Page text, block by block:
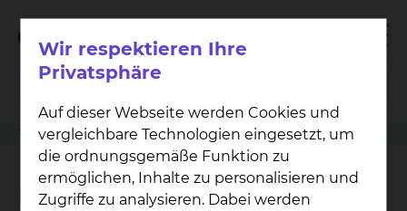
Therapeutische Verfahren Physiotherapie Rückenschule
Rückenschule
Wir respektieren Ihre
Privatsphäre
Auf dieser Webseite werden Cookies und
vergleichbare Technologien eingesetzt, um
die ordnungsgemäße Funktion zu
ermöglichen, Inhalte zu personalisieren und
Zugriffe zu analysieren. Dabei werden